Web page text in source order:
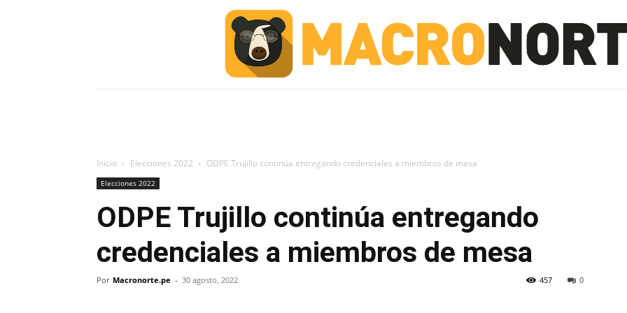
Inicio Elecciones 2022 ODPE Trujillo continúa entregando credenciales a miembros de mesa
Elecciones 2022
ODPE Trujillo continúa entregando
credenciales a miembros de mesa
Por Macronorte.pe - 30 agosto, 2022 0
457